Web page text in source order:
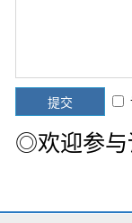
◎欢迎参与